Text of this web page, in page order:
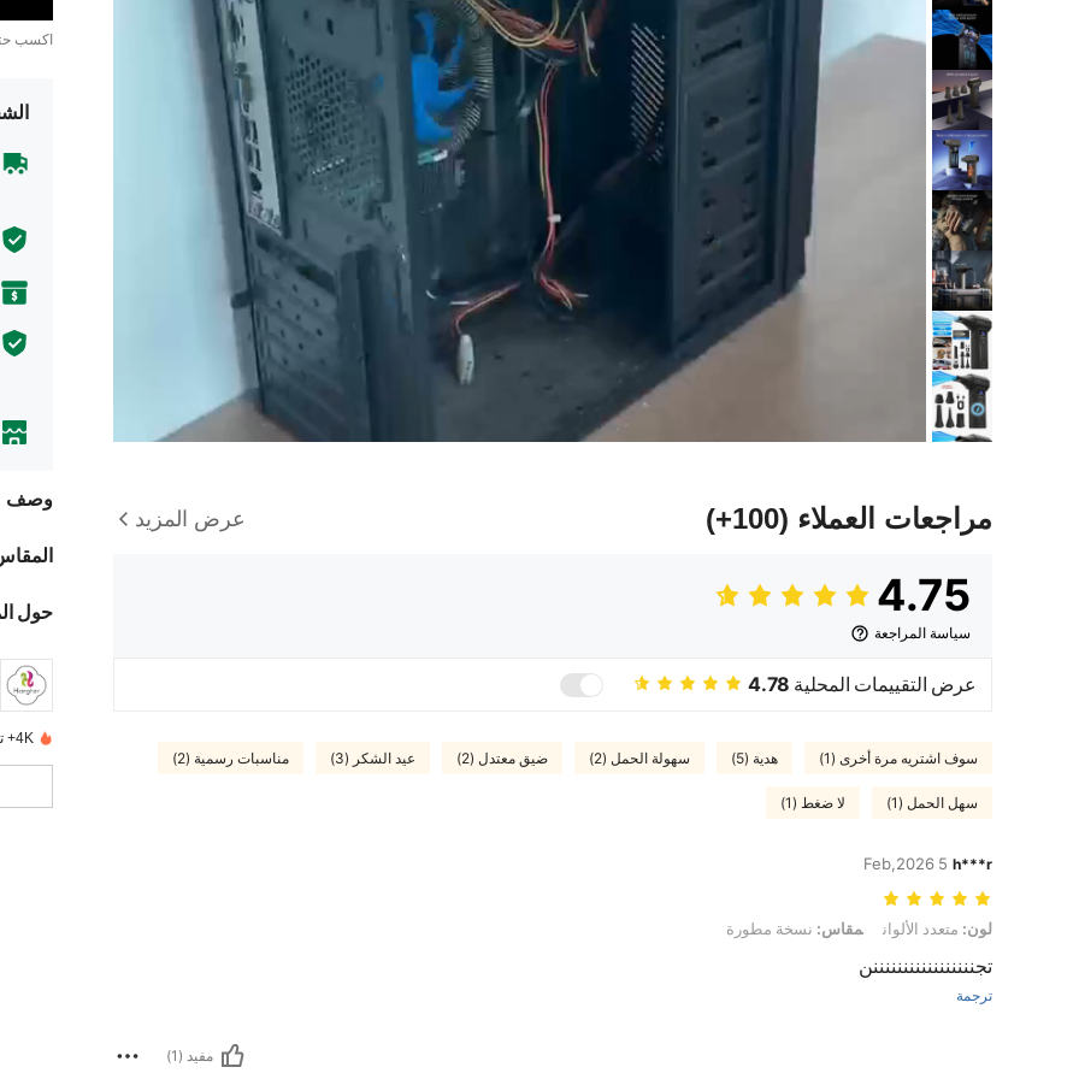
مراجعات العملاء (100+) عرض المزيد
4.75
سياسة المراجعة
عرض التقييمات المحلية 4.78
سوف اشتريه مرة أخرى (1) هدية (5) سهولة الحمل (2) ضيق معتدل (2) عيد الشكر (3) مناسبات رسمية (2)
سهل الحمل (1) لا ضغط (1)
h***r
5 Feb,2026
لون: متعدد الألوان, مقاس: نسخة مطورة
لون: متعدد الألوان مقاس: نسخة مطورة
تجنننننننننننننننننن
ترجمة
مفيد (1)
اكسب
وصف
حول
4K+ تم بيعها مؤخرًا